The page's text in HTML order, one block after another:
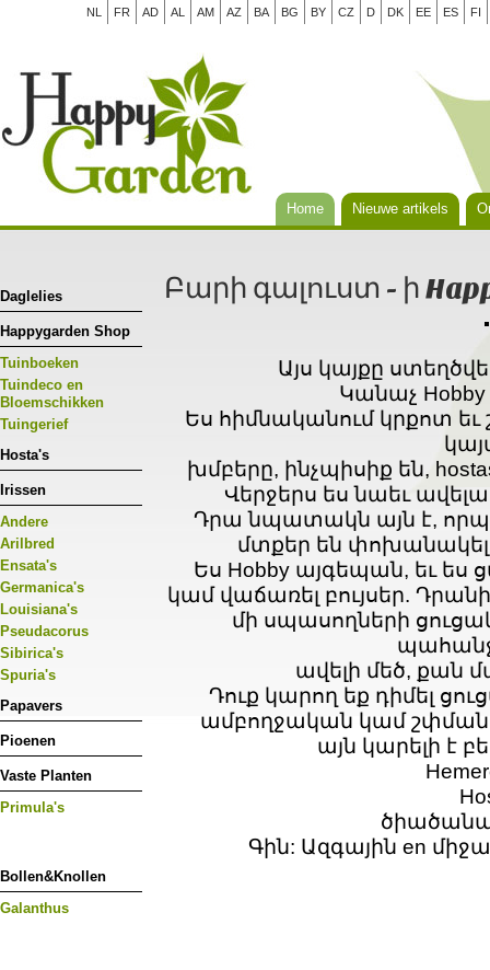
NL FR AD AL AM AZ BA BG BY CZ D DK EE ES FI
Home Nieuwe artikels
Daglelies
Happygarden Shop
Tuinboeken
Tuindeco en
Bloemschikken
Tuingerief
Hosta's
Irissen
Andere
Arilbred
Ensata's
Germanica's
Louisiana's
Pseudacorus
Sibirica's
Spuria's
Papavers
Pioenen
Vaste Planten
Primula's
Bollen&Knollen
Galanthus
Բարի գալուստ - ի
Այս կայքը
Կանաչ
Ես հիմնականում կրքոտ
խմբերը, ինչպիսիք են,
Վերջերս ես նաեւ
Դրա նպատակն այն է,
մտքեր են փոխանակել
Ես Hobby այգեպան, եւ
կամ վաճառել բույսեր.
մի սպասողների
ավելի մեծ,
Դուք կարող եք դիմել
ամբողջական կամ շփման
այն կարելի է
Գին: Ազգային en